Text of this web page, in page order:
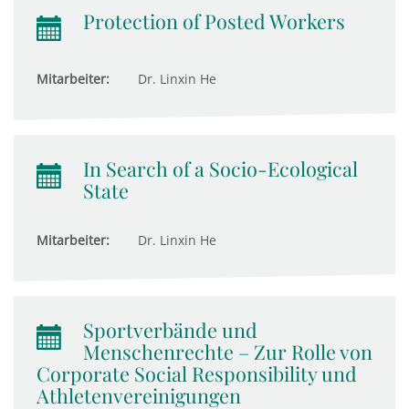
Protection of Posted Workers
Mitarbeiter: Dr. Linxin He
In Search of a Socio-Ecological
State
Mitarbeiter: Dr. Linxin He
Sportverbände und
Menschenrechte – Zur Rolle von
Corporate Social Responsibility und
Athletenvereinigungen